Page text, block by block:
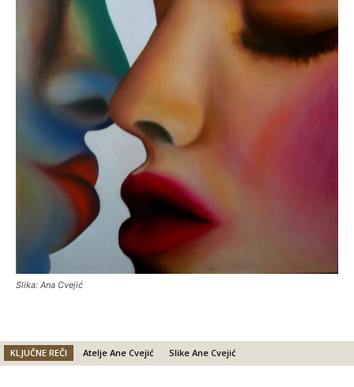
Slika: Ana Cvejić
KLJUČNE REČI Atelje Ane Cvejić Slike Ane Cvejić